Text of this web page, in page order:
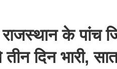
के पांच
दिन भारी,